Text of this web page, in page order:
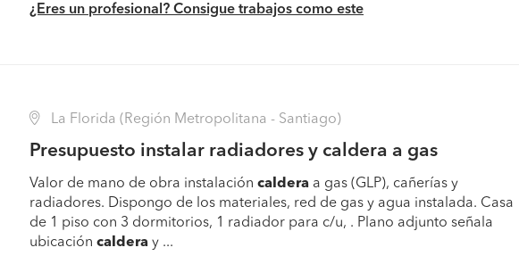
¿Eres un profesional? Consigue trabajos como este
La Florida (Región Metropolitana - Santiago)
Presupuesto instalar radiadores y caldera a gas
Valor de mano de obra instalación caldera a gas (GLP), cañerías y
radiadores. Dispongo de los materiales, red de gas y agua instalada. Casa
de 1 piso con 3 dormitorios, 1 radiador para c/u, . Plano adjunto señala
ubicación caldera y ...